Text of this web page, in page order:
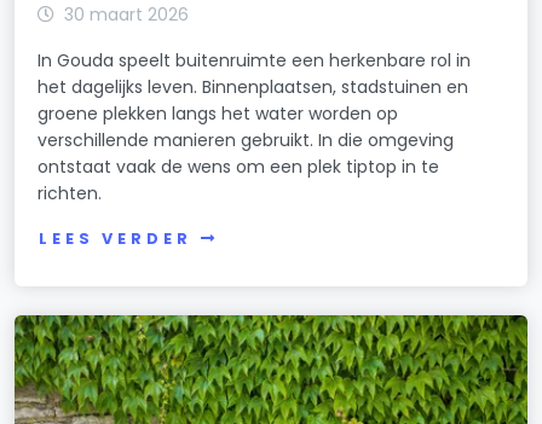
30 maart 2026
In Gouda speelt buitenruimte een herkenbare rol in
het dagelijks leven. Binnenplaatsen, stadstuinen en
groene plekken langs het water worden op
verschillende manieren gebruikt. In die omgeving
ontstaat vaak de wens om een plek tiptop in te
richten.
LEES VERDER